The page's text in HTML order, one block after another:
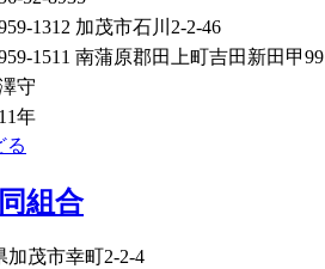
1312 加茂市石川2-2-46
1511 南蒲原郡田上町吉田新田甲99
守
年
る
組合
加茂市幸町2-2-4